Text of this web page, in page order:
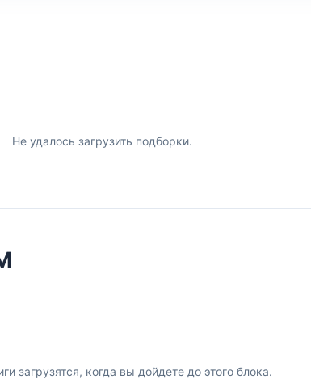
Не удалось загрузить подборки.
загрузятся, когда вы дойдете до этого блока.